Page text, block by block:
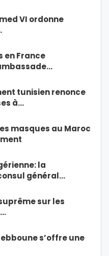
VI ordonne
en France
tunisien renonce
à…
masques au Maroc
la
général…
sur les
s’offre une